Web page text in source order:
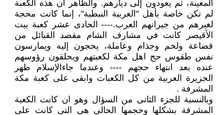
المعينة، ثم يعودون إلى ديارهم. والظاهر أن هذه الكعبة
لم تكن خاصة بأهل "العربية النبطية"، إنما كانت محجة
لغيرهم من جيرانهم العرب.---- الحادى عشر كعبة بيت
الأقيصر كانت في مشارف الشام مقصد القبائل من
قضاعة ولخم وجذام وعاملة، يحجون إليه ويمارسون
نفس طقوس حج اهل مكة لكعبتهم ويحلقون رؤوسهم
عنده بعد انتهاء حجهم ---- وعندما جاءالإسلام طهر
الجزيرة العربية من كل الكعبات وابقى على كعبة مكة
المشرفة .
وبالنسبة للجزء الثانى من السؤال وهو ان كانت الكعبة
المشرفة بشكلها وحجمها الحالى هى التى كانت على